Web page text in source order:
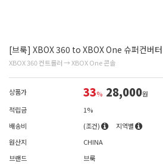
[브룩] XBOX 360 to XBOX One 슈퍼컨버터
XBOX 360 컨트롤러 → XBOX One 콘솔
상품가 33% 28,000원
적립금
1%
배송비
(조건)
지역별
원산지
CHINA
브랜드
브룩